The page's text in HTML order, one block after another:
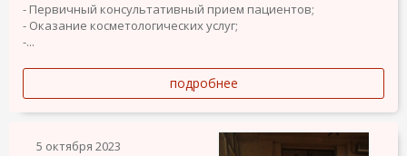
- Первичный консультативный прием пациентов;
- Оказание косметологических услуг;
-...
подробнее
5 октября 2023